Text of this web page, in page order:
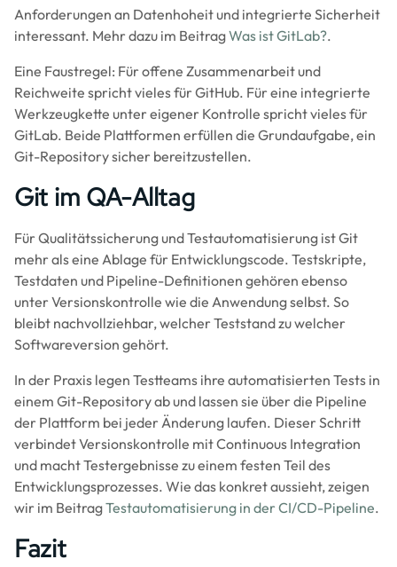
Anforderungen an Datenhoheit und integrierte Sicherheit
interessant. Mehr dazu im BeitragWas ist GitLab?.
Eine Faustregel: Für offene Zusammenarbeit und
Reichweite spricht vieles für GitHub. Für eine integrierte
Werkzeugkette unter eigener Kontrolle spricht vieles für
GitLab. Beide Plattformen erfüllen die Grundaufgabe, ein
Git-Repository sicher bereitzustellen.
Git im QA-Alltag
Für Qualitätssicherung und Testautomatisierung ist Git
mehr als eine Ablage für Entwicklungscode. Testskripte,
Testdaten und Pipeline-Definitionen gehören ebenso
unter Versionskontrolle wie die Anwendung selbst. So
bleibt nachvollziehbar, welcher Teststand zu welcher
Softwareversion gehört.
In der Praxis legen Testteams ihre automatisierten Tests in
einem Git-Repository ab und lassen sie über die Pipeline
der Plattform bei jeder Änderung laufen. Dieser Schritt
verbindet Versionskontrolle mit Continuous Integration
und macht Testergebnisse zu einem festen Teil des
Entwicklungsprozesses. Wie das konkret aussieht, zeigen
wir im BeitragTestautomatisierung in der CI/CD-Pipeline.
Fazit